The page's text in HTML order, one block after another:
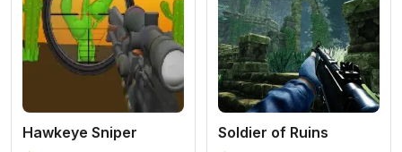
Hawkeye Sniper Soldier of Ruins